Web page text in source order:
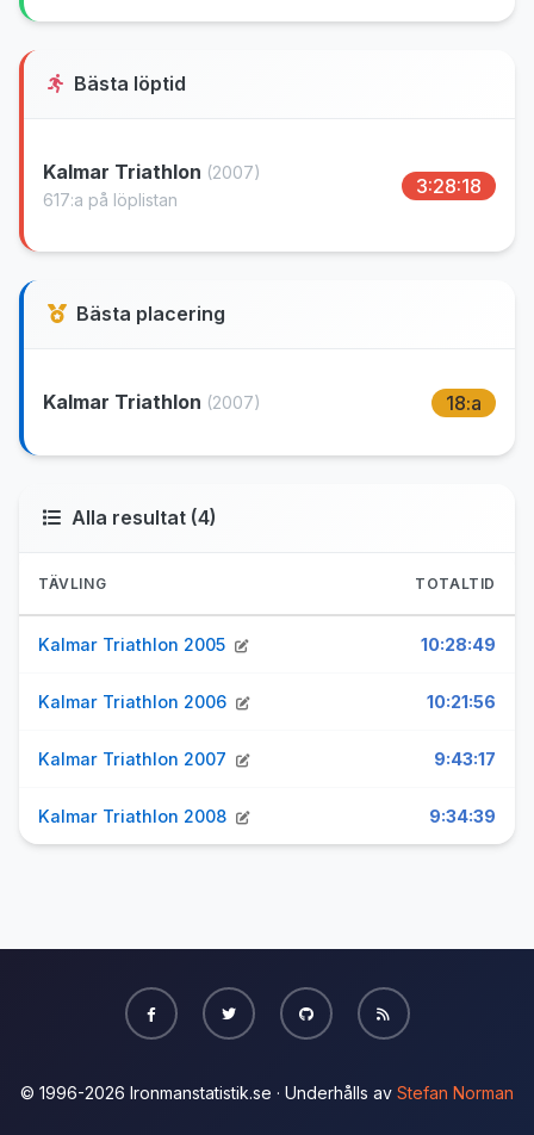
Bästa löptid
Kalmar Triathlon (2007)
617:a på löplistan
3:28:18
Bästa placering
Kalmar Triathlon (2007) 18:a
Alla resultat (4)
TÄVLING TOTALTID
Kalmar Triathlon 2005 10:28:49
Kalmar Triathlon 2006 10:21:56
Kalmar Triathlon 2007 9:43:17
Kalmar Triathlon 2008 9:34:39
© 1996-2026 Ironmanstatistik.se · Underhålls av Stefan Norman